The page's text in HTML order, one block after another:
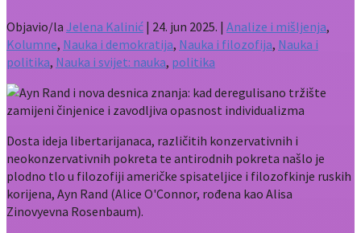
Objavio/la Jelena Kalinić | 24. jun 2025. | Analize i mišljenja,
Kolumne, Nauka i demokratija, Nauka i filozofija, Nauka i
politika, Nauka i svijet: nauka, politika
Dosta ideja libertarijanaca, različitih konzervativnih i
neokonzervativnih pokreta te antirodnih pokreta našlo je
plodno tlo u filozofiji američke spisateljice i filozofkinje ruskih
korijena, Ayn Rand (Alice O'Connor, rođena kao Alisa
Zinovyevna Rosenbaum).